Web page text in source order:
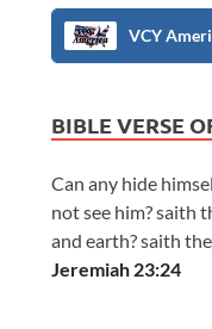
VCY
BIBLE VERSE
Can any hide
not see him? saith
and earth? saith the
Jeremiah 23:24